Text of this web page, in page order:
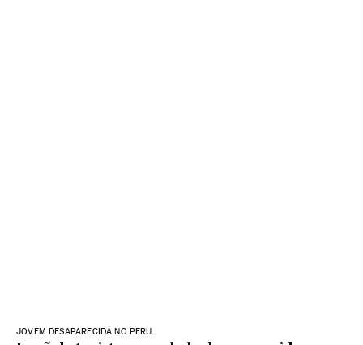
JOVEM DESAPARECIDA NO PERU